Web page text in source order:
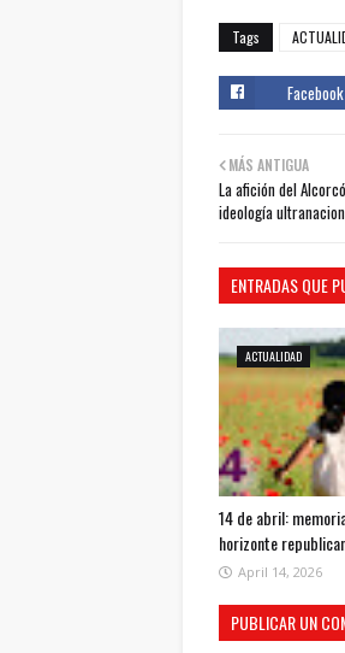
Tags
Facebook
MÁS ANTIGUA
La afición del
ideología
ENTRADAS QUE
ACTUALIDAD
14 de abril:
horizonte
April 14, 2026
PUBLICAR UN